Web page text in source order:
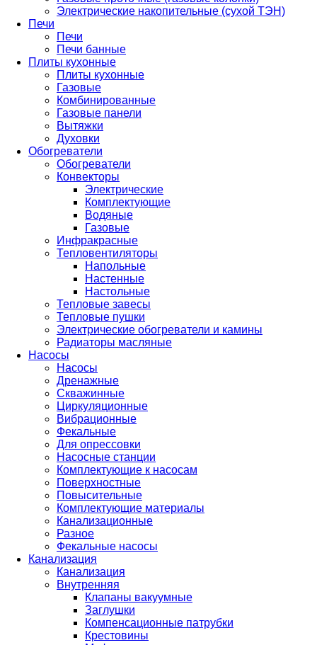
Электрические накопительные (сухой ТЭН)
Печи
Печи
Печи банные
Плиты кухонные
Плиты кухонные
Газовые
Комбинированные
Газовые панели
Вытяжки
Духовки
Обогреватели
Обогреватели
Конвекторы
Электрические
Комплектующие
Водяные
Газовые
Инфракрасные
Тепловентиляторы
Напольные
Настенные
Настольные
Тепловые завесы
Тепловые пушки
Электрические обогреватели и камины
Радиаторы масляные
Насосы
Насосы
Дренажные
Скважинные
Циркуляционные
Вибрационные
Фекальные
Для опрессовки
Насосные станции
Комплектующие к насосам
Поверхностные
Повысительные
Комплектующие материалы
Канализационные
Разное
Фекальные насосы
Канализация
Канализация
Внутренняя
Клапаны вакуумные
Заглушки
Компенсационные патрубки
Крестовины